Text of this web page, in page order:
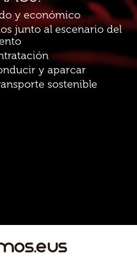
y económico
junto al escenario del
y aparcar
sostenible